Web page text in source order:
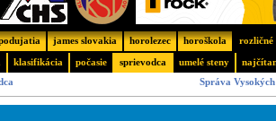
james slovakia horolezec horoškola rozličné
klasifikácia počasie sprievodca umelé steny
Správa